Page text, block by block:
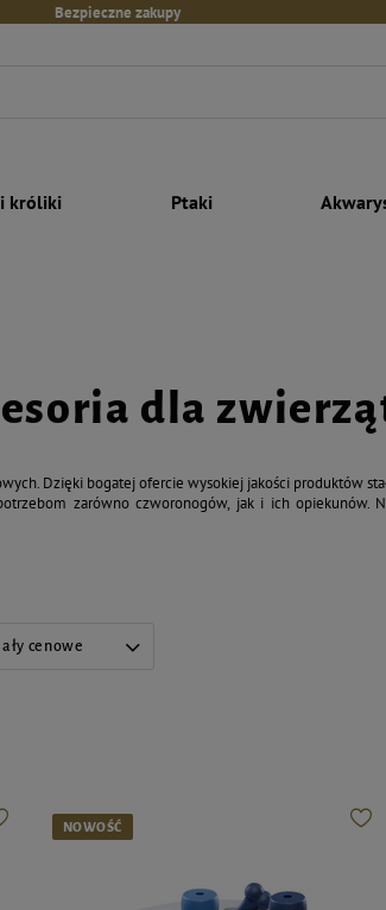
Bezpieczne zakupy
króliki Ptaki
dla
Dzięki bogatej ofercie wysokiej jakości produktów
zarówno czworonogów, jak i ich opiekunów.
cenowe
NOWOŚĆ